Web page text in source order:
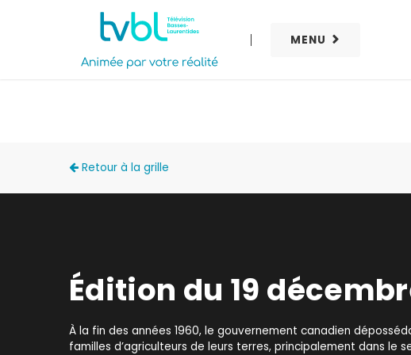
MENU
Retour à la grille
Édition du 19
À la fin des années 1960, le gouvernement canadien
familles d’agriculteurs de leurs terres, principalement dans le